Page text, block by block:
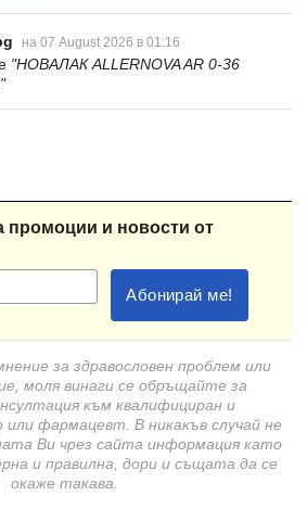
на 07 August 2026 в 01:16
"НОВАЛАК ALLERNOVA AR 0-36
промоции и новости от
за здравословен проблем или
моля винаги се обръщайте за
към квалифициран и
или фармацевт. В никакъв случай не
Ви чрез сайта информация като
и правилна, дори и същата да се
окаже такава.